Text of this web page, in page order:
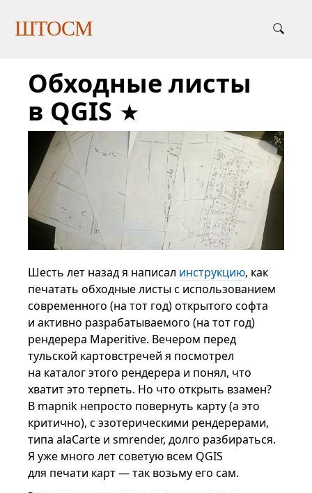
ШТОСМ
Обходные листы
в QGIS
Шесть лет назад я написал инструкцию, как
печатать обходные листы с использованием
современного (на тот год) открытого софта
и активно разрабатываемого (на тот год)
рендерера Maperitive. Вечером перед
тульской картовстречей я посмотрел
на каталог этого рендерера и понял, что
хватит это терпеть. Но что открыть взамен?
В mapnik непросто повернуть карту (а это
критично), с эзотерическими рендерерами,
типа alaCarte и smrender, долго разбираться.
Я уже много лет советую всем QGIS
для печати карт — так возьму его сам.